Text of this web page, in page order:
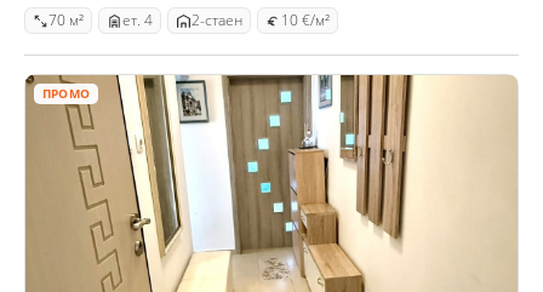
70 м² ет. 4 2-стаен 10 €/м²
ПРОМО